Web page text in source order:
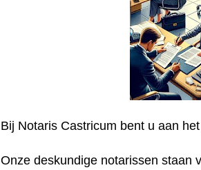
Bij Notaris Castricum bent u aan
Onze deskundige notarissen staan